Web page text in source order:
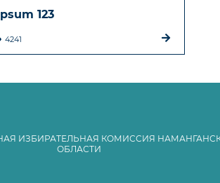
123
4241
ИЗБИРАТЕЛЬНАЯ КОМИССИЯ
ОБЛАСТИ